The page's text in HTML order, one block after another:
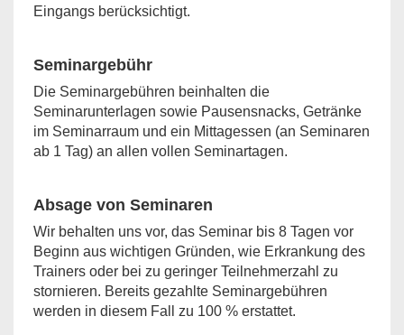
Eingangs berücksichtigt.
Seminargebühr
Die Seminargebühren beinhalten die
Seminarunterlagen sowie Pausensnacks, Getränke
im Seminarraum und ein Mittagessen (an Seminaren
ab 1 Tag) an allen vollen Seminartagen.
Absage von Seminaren
Wir behalten uns vor, das Seminar bis 8 Tagen vor
Beginn aus wichtigen Gründen, wie Erkrankung des
Trainers oder bei zu geringer Teilnehmerzahl zu
stornieren. Bereits gezahlte Seminargebühren
werden in diesem Fall zu 100 % erstattet.